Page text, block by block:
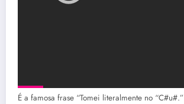
É a famosa frase “Tomei literalmente no “C#u#.”